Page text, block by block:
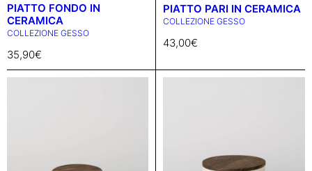
PIATTO FONDO IN
CERAMICA
COLLEZIONE GESSO
35,90€
PIATTO PARI IN CERAMICA
COLLEZIONE GESSO
43,00€